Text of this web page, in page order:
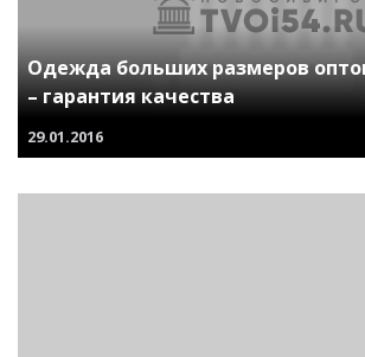
Одежда больших размеров
– гарантия качества
29.01.2016